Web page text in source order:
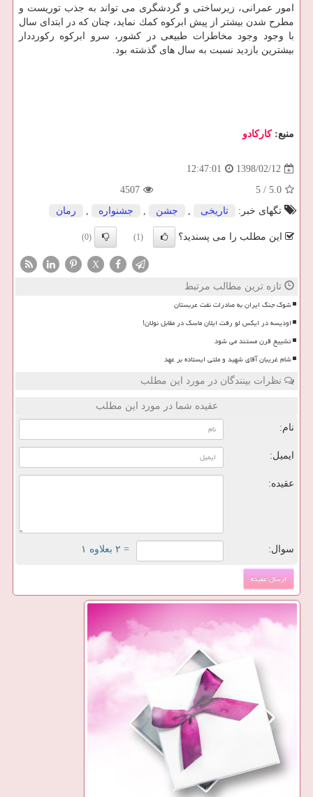
امور عمرانی، زیرساختی و گردشگری می تواند به جذب توریست و
مطرح شدن بیشتر از پیش ابركوه كمك نماید، چنان كه در ابتدای سال
با وجود وجود مخاطرات طبیعی در كشور، سرو ابركوه ركورددار
بیشترین بازدید نسبت به سال های گذشته بود.
منبع:كاركادو
1398/02/12
12:47:01
5.0
/
5
4507
تگهای خبر:
تاریخی , جشن , جشنواره , رمان
این مطلب را می پسندید؟ (1)
(0)
X
تازه ترین مطالب مرتبط
شوک جنگ ایران به صادرات نفت عربستان
اودیسه در ایکس لو رفت ایلان ماسک در مقابل نولان!
تشییع قرن مستند می شود
شام غریبان آقای شهید و ملتی ایستاده بر عهد
نظرات بینندگان در مورد این مطلب
عقیده شما در مورد این مطلب
نام:
ایمیل:
عقیده:
سوال: = ۲ بعلاوه ۱